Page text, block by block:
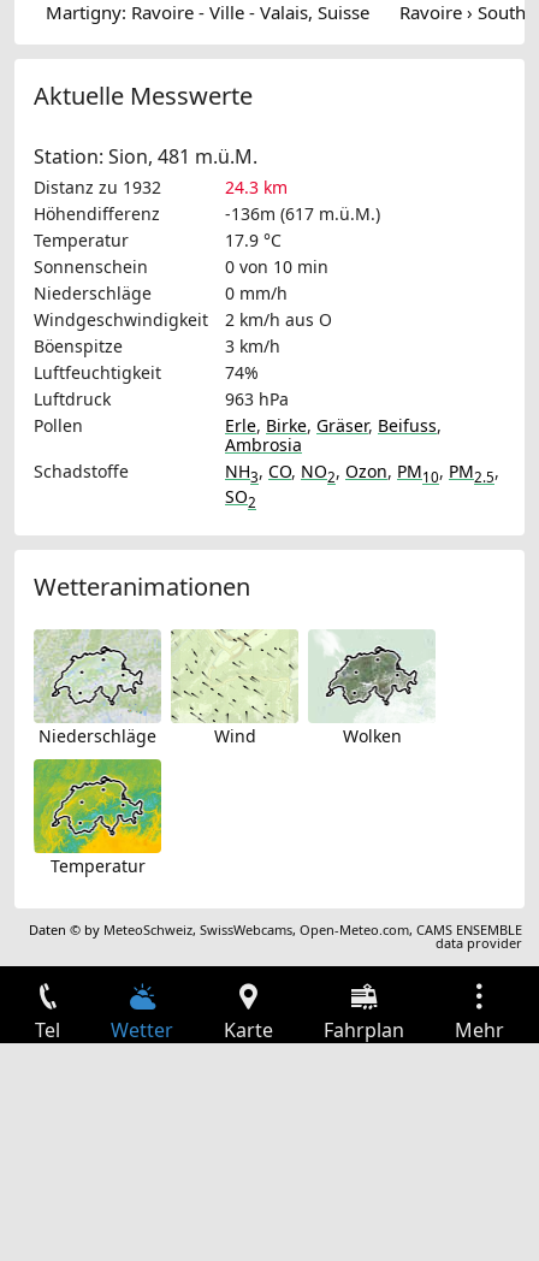
Martigny: Ravoire - Ville - Valais, Suisse
Aktuelle Messwerte
Station: Sion, 481 m.ü.M.
Distanz zu 1932
24.3 km
Höhendifferenz
-136m (617 m.ü.M.)
Temperatur
17.9 °C
Sonnenschein
0 von 10 min
Niederschläge
0 mm/h
Windgeschwindigkeit
2 km/h aus O
Böenspitze
3 km/h
Luftfeuchtigkeit
74%
Luftdruck
963 hPa
Pollen
Erle, Birke, Gräser, Beifuss,
Ambrosia
Schadstoffe
NH3, CO, NO2, Ozon, PM10, PM2.5,
SO2
Wetteranimationen
Niederschläge Wind Wolken
Temperatur
Daten © by MeteoSchweiz,SwissWebcams,Open-Meteo.com,CAMS ENSEMBLE
data provider
Tel Wetter Karte Fahrplan Mehr